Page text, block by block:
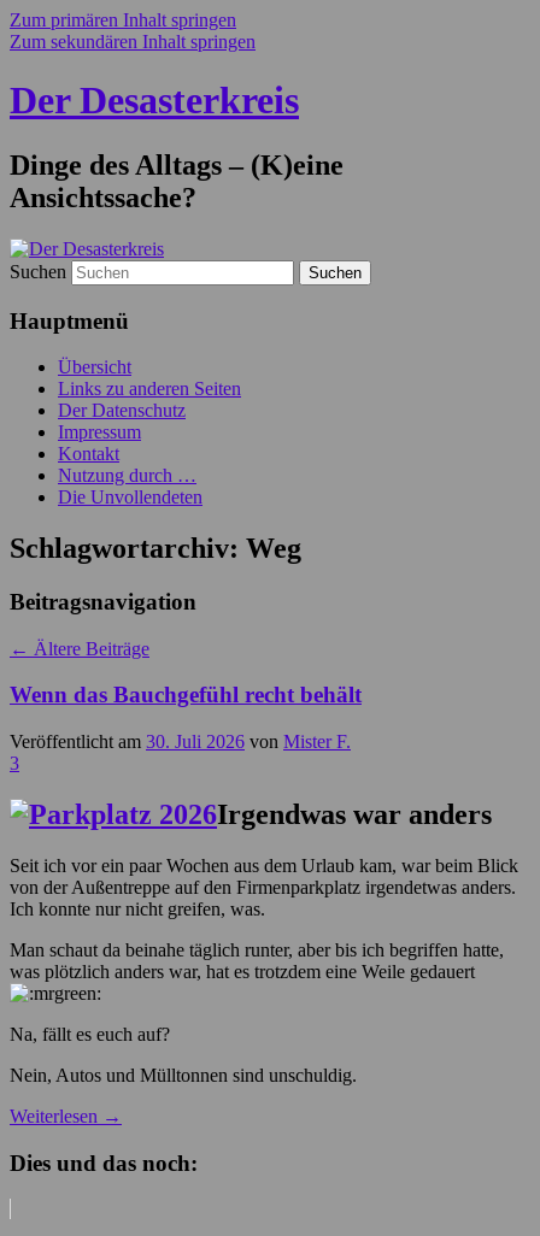
Zum primären Inhalt springen
Zum sekundären Inhalt springen
Der Desasterkreis
Dinge des Alltags – (K)eine
Ansichtssache?
Suchen
Hauptmenü
Übersicht
Links zu anderen Seiten
Der Datenschutz
Impressum
Kontakt
Nutzung durch …
Die Unvollendeten
Schlagwortarchiv: Weg
Beitragsnavigation
← Ältere Beiträge
Wenn das Bauchgefühl recht behält
Veröffentlicht am 30. Juli 2026 von Mister F.
3
Irgendwas war anders
Seit ich vor ein paar Wochen aus dem Urlaub kam, war beim Blick
von der Außentreppe auf den Firmenparkplatz irgendetwas anders.
Ich konnte nur nicht greifen, was.
Man schaut da beinahe täglich runter, aber bis ich begriffen hatte,
was plötzlich anders war, hat es trotzdem eine Weile gedauert
Na, fällt es euch auf?
Nein, Autos und Mülltonnen sind unschuldig.
Weiterlesen →
Dies und das noch: